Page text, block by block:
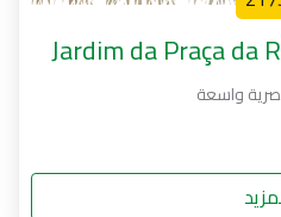
Jardim da Praça da
واسعة